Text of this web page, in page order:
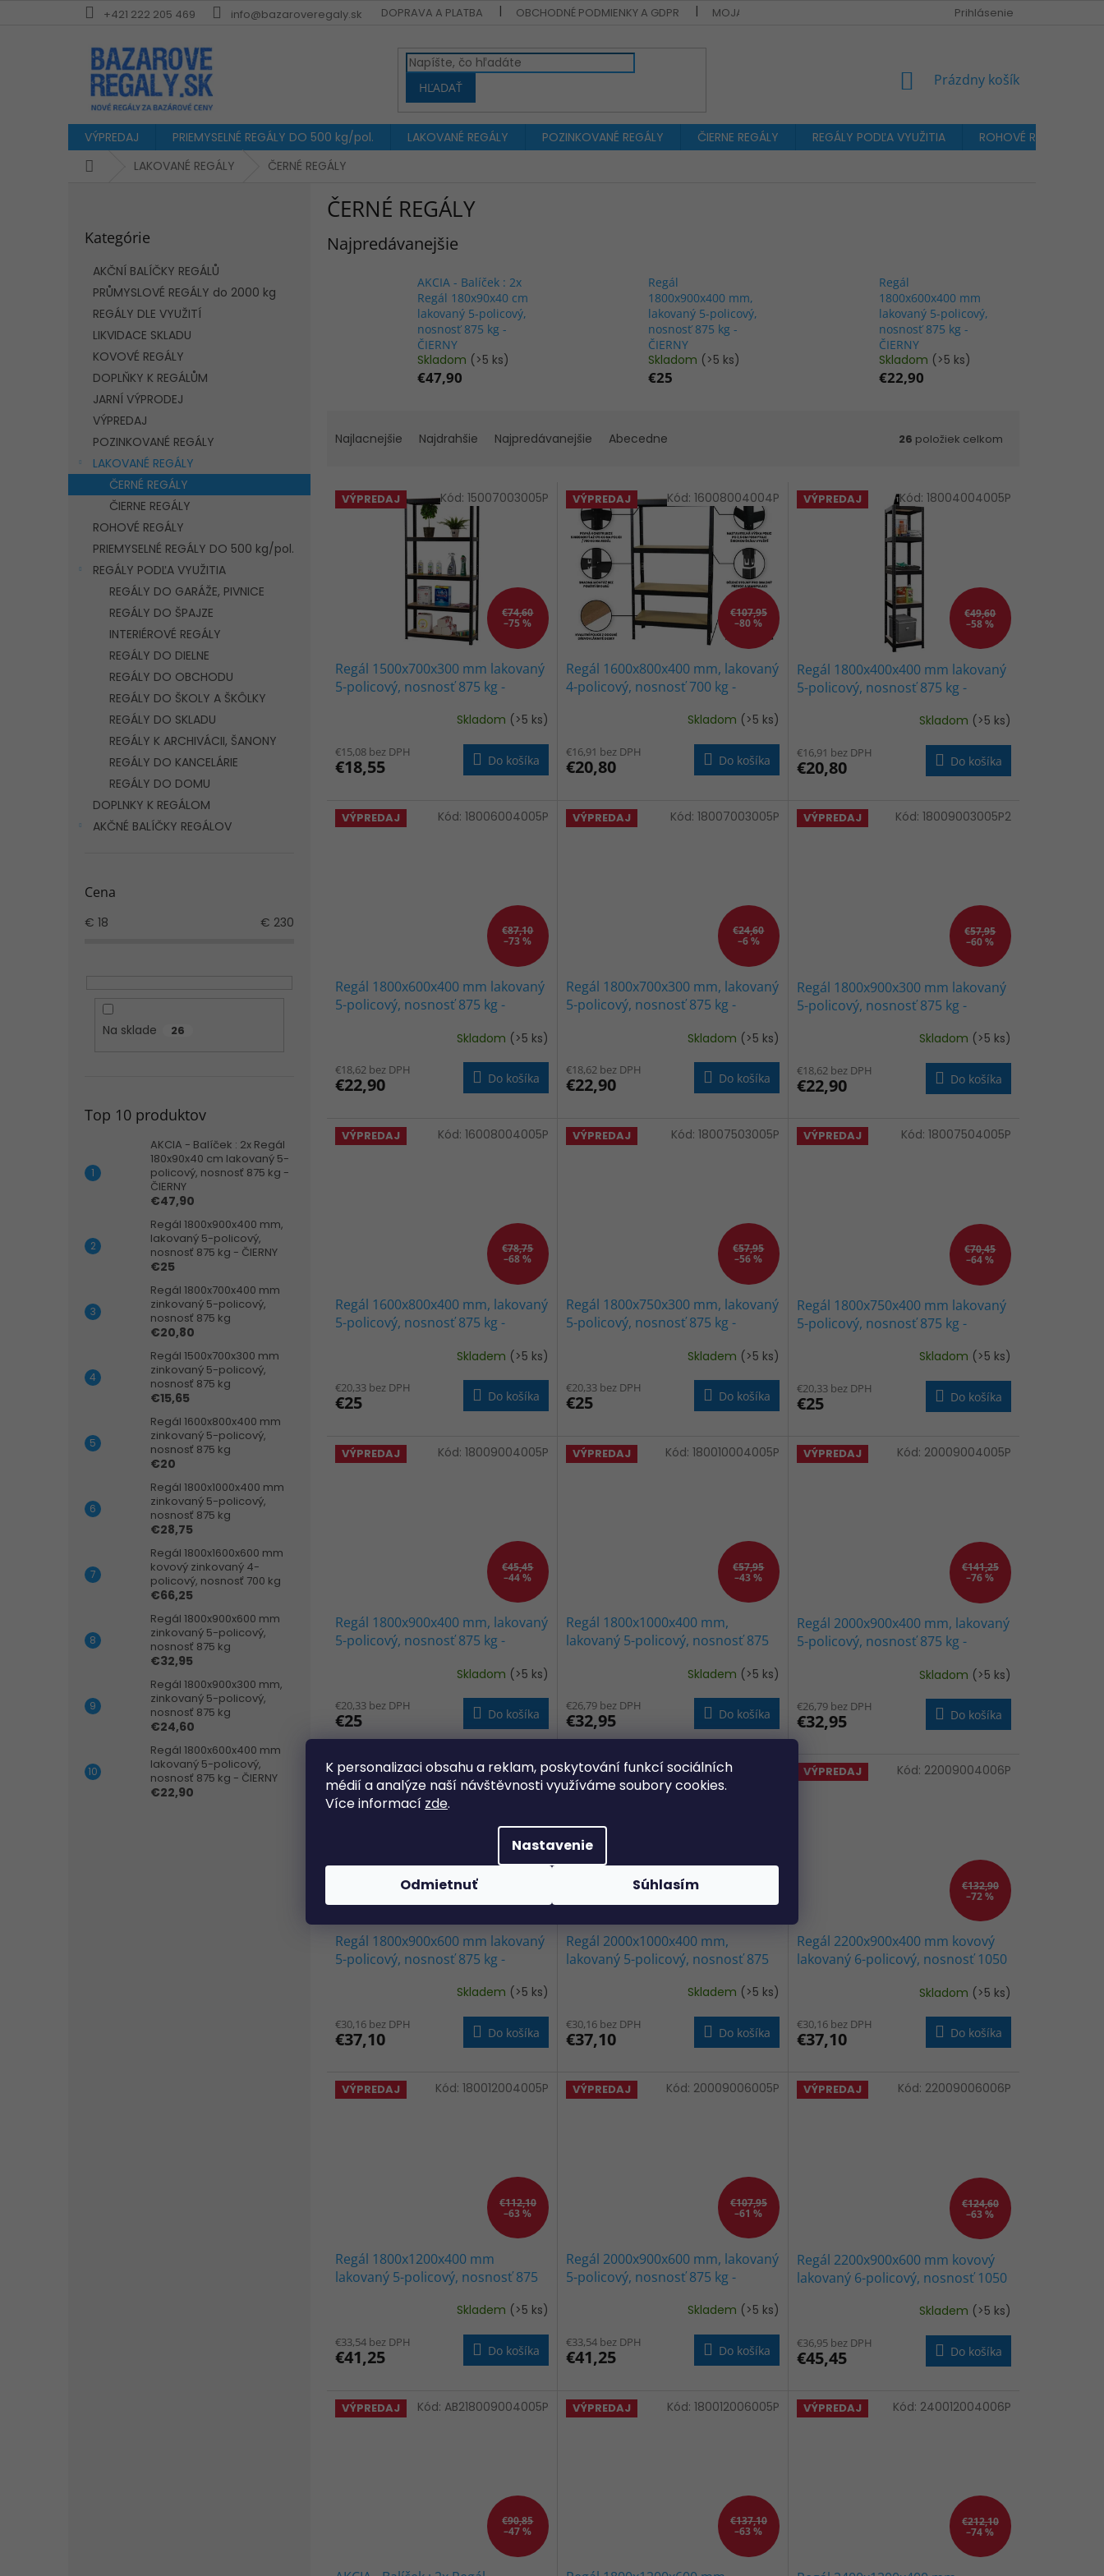
K personalizaci obsahu a reklam, poskytování funkcí sociálních
médií a analýze naší návštěvnosti využíváme soubory cookies.
Více informací zde.
Nastavenie
Odmietnuť Súhlasím
+421 222 205 469 info@bazaroveregaly.sk DOPRAVA A PLATBA OBCHODNÉ PODMIENKY A GDPR MOJA OBJEDNÁVKA Prihlásenie
HĽADAŤ
NÁKUPNÝ
Prázdny košík
VÝPREDAJ PRIEMYSELNÉ REGÁLY DO 500 kg/pol. LAKOVANÉ REGÁLY POZINKOVANÉ REGÁLY ČIERNE REGÁLY REGÁLY PODĽA VYUŽITIA
ROHOVÉ REGÁLY
DomovLAKOVANÉ REGÁLY ČERNÉ REGÁLY
kategórie
Kategórie
AKČNÍ BALÍČKY REGÁLŮ
PRŮMYSLOVÉ REGÁLY do 2000 kg
REGÁLY DLE VYUŽITÍ
LIKVIDACE SKLADU
KOVOVÉ REGÁLY
DOPLŇKY K REGÁLŮM
JARNÍ VÝPRODEJ
VÝPREDAJ
POZINKOVANÉ REGÁLY
LAKOVANÉ REGÁLY
ČERNÉ REGÁLY
ČIERNE REGÁLY
ROHOVÉ REGÁLY
PRIEMYSELNÉ REGÁLY DO 500 kg/pol.
REGÁLY PODĽA VYUŽITIA
REGÁLY DO GARÁŽE, PIVNICE
REGÁLY DO ŠPAJZE
INTERIÉROVÉ REGÁLY
REGÁLY DO DIELNE
REGÁLY DO OBCHODU
REGÁLY DO ŠKOLY A ŠKÔLKY
REGÁLY DO SKLADU
REGÁLY K ARCHIVÁCII, ŠANONY
REGÁLY DO KANCELÁRIE
REGÁLY DO DOMU
DOPLNKY K REGÁLOM
AKČNÉ BALÍČKY REGÁLOV
Cena
€ 18 € 230
Na sklade 26
Top 10 produktov
AKCIA - Balíček : 2x Regál
180x90x40 cm lakovaný 5-
policový, nosnosť 875 kg -
ČIERNY
€47,90
Regál 1800x900x400 mm,
lakovaný 5-policový,
nosnosť 875 kg - ČIERNY
€25
Regál 1800x700x400 mm
zinkovaný 5-policový,
nosnosť 875 kg
€20,80
Regál 1500x700x300 mm
zinkovaný 5-policový,
nosnosť 875 kg
€15,65
Regál 1600x800x400 mm
zinkovaný 5-policový,
nosnosť 875 kg
€20
Regál 1800x1000x400 mm
zinkovaný 5-policový,
nosnosť 875 kg
€28,75
Regál 1800x1600x600 mm
kovový zinkovaný 4-
policový, nosnosť 700 kg
€66,25
Regál 1800x900x600 mm
zinkovaný 5-policový,
nosnosť 875 kg
€32,95
Regál 1800x900x300 mm,
zinkovaný 5-policový,
nosnosť 875 kg
€24,60
Regál 1800x600x400 mm
lakovaný 5-policový,
nosnosť 875 kg - ČIERNY
€22,90
ČERNÉ REGÁLY
Najpredávanejšie
AKCIA - Balíček : 2x
Regál 180x90x40 cm
lakovaný 5-policový,
nosnosť 875 kg -
ČIERNY
Skladom (>5 ks)
€47,90
Regál
1800x900x400 mm,
lakovaný 5-policový,
nosnosť 875 kg -
ČIERNY
Skladom (>5 ks)
€25
Regál
1800x600x400 mm
lakovaný 5-policový,
nosnosť 875 kg -
ČIERNY
Skladom (>5 ks)
€22,90
n
Najlacnejšie Najdrahšie Najpredávanejšie Abecedne 26 položiek celkom
V VÝPREDAJ
€74,60
–75 %
Regál 1500x700x300 mm lakovaný
5-policový, nosnosť 875 kg -
produktu
je
hviezdičiek.
Skladom (>5 ks)
€15,08 bez DPH
€18,55 Do košíka
Kód: 15007003005P VÝPREDAJ
€107,95
–80 %
Regál 1600x800x400 mm, lakovaný
4-policový, nosnosť 700 kg -
Skladom (>5 ks)
€16,91 bez DPH
€20,80 Do košíka
Kód: 16008004004P VÝPREDAJ
€49,60
–58 %
Regál 1800x400x400 mm lakovaný
5-policový, nosnosť 875 kg -
Skladom (>5 ks)
€16,91 bez DPH
€20,80 Do košíka
Kód: 18004004005P
VÝPREDAJ
€87,10
–73 %
Regál 1800x600x400 mm lakovaný
5-policový, nosnosť 875 kg -
produktu
je
hviezdičiek.
Skladom (>5 ks)
€18,62 bez DPH
€22,90 Do košíka
Kód: 18006004005P VÝPREDAJ
€24,60
–6 %
Regál 1800x700x300 mm, lakovaný
5-policový, nosnosť 875 kg -
produktu
je
hviezdičiek.
Skladom (>5 ks)
€18,62 bez DPH
€22,90 Do košíka
Kód: 18007003005P VÝPREDAJ
€57,95
–60 %
Regál 1800x900x300 mm lakovaný
5-policový, nosnosť 875 kg -
produktu
je
hviezdičiek.
Skladom (>5 ks)
€18,62 bez DPH
€22,90 Do košíka
Kód: 18009003005P2
VÝPREDAJ
€78,75
–68 %
Regál 1600x800x400 mm, lakovaný
5-policový, nosnosť 875 kg -
Skladem (>5 ks)
€20,33 bez DPH
€25 Do košíka
Kód: 16008004005P VÝPREDAJ
€57,95
–56 %
Regál 1800x750x300 mm, lakovaný
5-policový, nosnosť 875 kg -
produktu
je
hviezdičiek.
Skladem (>5 ks)
€20,33 bez DPH
€25 Do košíka
Kód: 18007503005P VÝPREDAJ
€70,45
–64 %
Regál 1800x750x400 mm lakovaný
5-policový, nosnosť 875 kg -
produktu
je
hviezdičiek.
Skladom (>5 ks)
€20,33 bez DPH
€25 Do košíka
Kód: 18007504005P
VÝPREDAJ
€45,45
–44 %
Regál 1800x900x400 mm, lakovaný
5-policový, nosnosť 875 kg -
produktu
je
3,3
5
hviezdičiek.
Skladom (>5 ks)
€20,33 bez DPH
€25 Do košíka
Kód: 18009004005P VÝPREDAJ
€57,95
–43 %
Regál 1800x1000x400 mm,
lakovaný 5-policový, nosnosť 875
Skladem (>5 ks)
€26,79 bez DPH
€32,95 Do košíka
Kód: 180010004005P VÝPREDAJ
€141,25
–76 %
Regál 2000x900x400 mm, lakovaný
5-policový, nosnosť 875 kg -
Skladom (>5 ks)
€26,79 bez DPH
€32,95 Do košíka
Kód: 20009004005P
VÝPREDAJ
Regál 1800x900x600 mm lakovaný
5-policový, nosnosť 875 kg -
Skladem (>5 ks)
€30,16 bez DPH
€37,10 Do košíka
Kód:18009006005P VÝPREDAJ
Regál 2000x1000x400 mm,
lakovaný 5-policový, nosnosť 875
Skladem (>5 ks)
€30,16 bez DPH
€37,10 Do košíka
Kód:200010004005P VÝPREDAJ
€132,90
–72 %
Regál 2200x900x400 mm kovový
lakovaný 6-policový, nosnosť 1050
Skladom (>5 ks)
€30,16 bez DPH
€37,10 Do košíka
Kód: 22009004006P
VÝPREDAJ
€112,10
–63 %
Regál 1800x1200x400 mm
lakovaný 5-policový, nosnosť 875
Skladem (>5 ks)
€33,54 bez DPH
€41,25 Do košíka
Kód: 180012004005P VÝPREDAJ
€107,95
–61 %
Regál 2000x900x600 mm, lakovaný
5-policový, nosnosť 875 kg -
Skladem (>5 ks)
€33,54 bez DPH
€41,25 Do košíka
Kód: 20009006005P VÝPREDAJ
€124,60
–63 %
Regál 2200x900x600 mm kovový
lakovaný 6-policový, nosnosť 1050
Skladem (>5 ks)
€36,95 bez DPH
€45,45 Do košíka
Kód: 22009006006P
VÝPREDAJ
€90,85
–47 %
Kód: AB218009004005P VÝPREDAJ
€137,10
–63 %
Kód: 180012006005P VÝPREDAJ
€212,10
–74 %
Kód: 240012004006P